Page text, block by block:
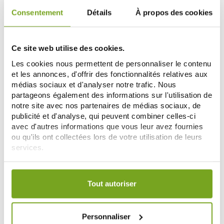
Consentement Détails À propos des cookies
Ce site web utilise des cookies.
Les cookies nous permettent de personnaliser le contenu
et les annonces, d'offrir des fonctionnalités relatives aux
médias sociaux et d'analyser notre trafic. Nous
partageons également des informations sur l'utilisation de
notre site avec nos partenaires de médias sociaux, de
publicité et d'analyse, qui peuvent combiner celles-ci
avec d'autres informations que vous leur avez fournies
ou qu'ils ont collectées lors de votre utilisation de leurs
services.
Votre choix de consentement est conservé pendant une
Tout autoriser
Personnaliser
BORLIND
BORLIND ENERGYNATURE CREME
DE NUIT REGENERANTE 50ML
BORLIND
BORLIND ENERGYNATURE SERUM
-10%